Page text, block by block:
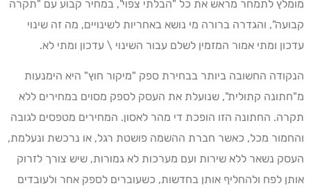
מומלץ לתמחר מראש את כל "הבלתי צפוי", במחיר קבוע עם "תקרה
קבועה", והגדרה ברורה מי נושא באחריות לשינויים, מה זה שינוי
עדכון ומתי אמור המזמין לשלם עבור השינוי \ עדכון ומתי לא.
הנקודה החשובה ביותר בבחירת ספק "מיקור חוץ" היא הימנעות
מ"חתונה קתולית", שנועלת את העסק לספק מסוים במחירים ללא
תקרה. החתונה הזו הופכת די מהר לאסון. המחירים מטפסים לגובה
והחמור מכל, כאשר חברת ההשמה פושטת רגל, או נרכשת ונעלמת,
העסק נשאר ללא שירות ועם מערכות לא גמורות, שיש צורך לזרוק
אותן לפח ולהחליף אותן בחדשות, כשעוברים לספק אחר ולעובדים